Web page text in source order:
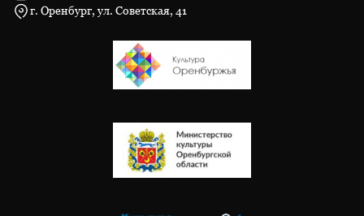
г. Оренбург, ул. Советская, 41